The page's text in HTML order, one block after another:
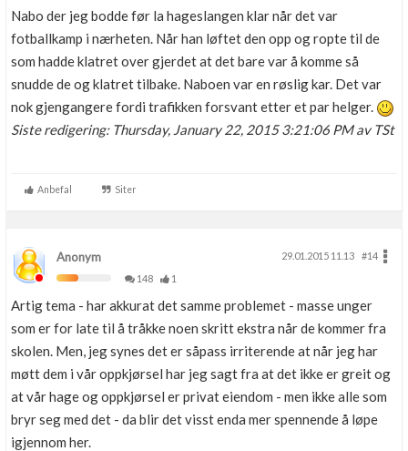
Nabo der jeg bodde før la hageslangen klar når det var
fotballkamp i nærheten. Når han løftet den opp og ropte til de
som hadde klatret over gjerdet at det bare var å komme så
snudde de og klatret tilbake. Naboen var en røslig kar. Det var
nok gjengangere fordi trafikken forsvant etter et par helger.
Siste redigering: Thursday, January 22, 2015 3:21:06 PM av TSt
Anbefal Siter
Anonym 29.01.2015 11.13
#14
148
1
Artig tema - har akkurat det samme problemet - masse unger
som er for late til å tråkke noen skritt ekstra når de kommer fra
skolen. Men, jeg synes det er såpass irriterende at når jeg har
møtt dem i vår oppkjørsel har jeg sagt fra at det ikke er greit og
at vår hage og oppkjørsel er privat eiendom - men ikke alle som
bryr seg med det - da blir det visst enda mer spennende å løpe
igjennom her.